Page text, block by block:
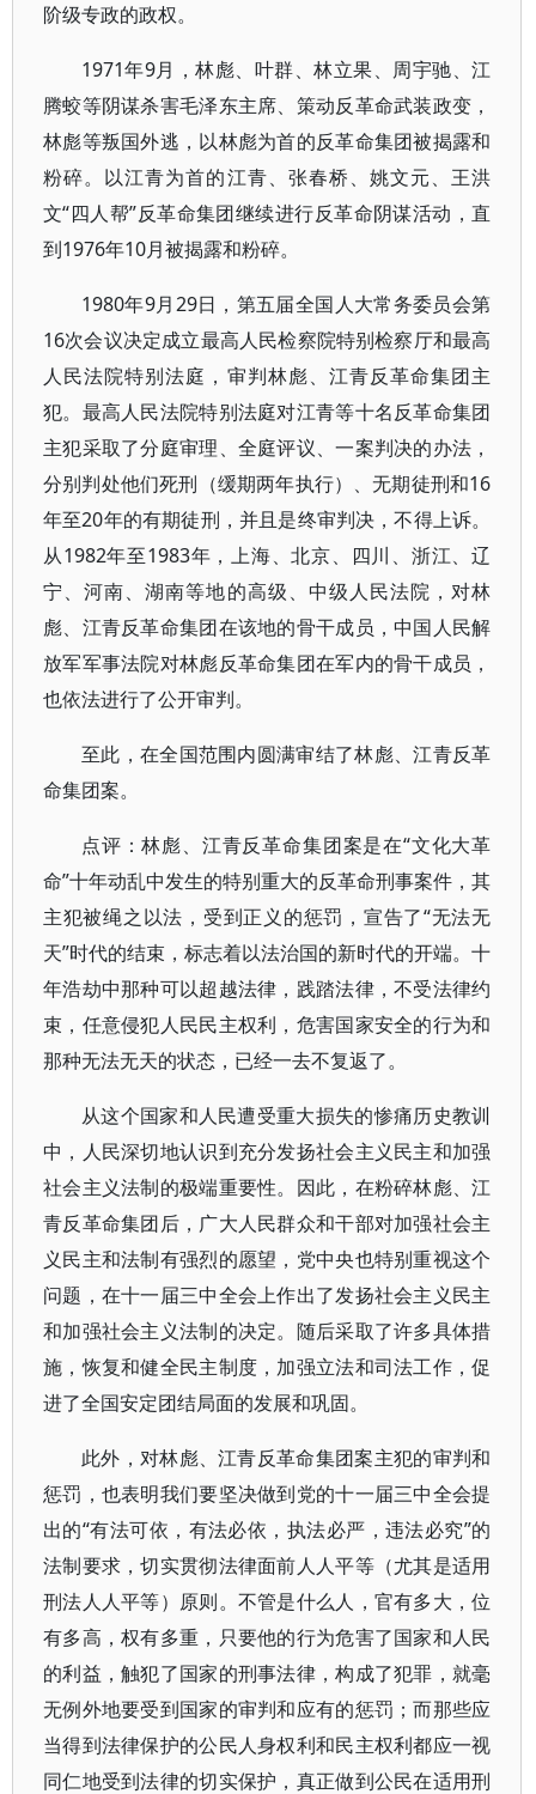
阶级专政的政权。
1971年9月，林彪、叶群、林立果、周宇驰、江
腾蛟等阴谋杀害毛泽东主席、策动反革命武装政变，
林彪等叛国外逃，以林彪为首的反革命集团被揭露和
粉碎。以江青为首的江青、张春桥、姚文元、王洪
文“四人帮”反革命集团继续进行反革命阴谋活动，直
到1976年10月被揭露和粉碎。
1980年9月29日，第五届全国人大常务委员会第
16次会议决定成立最高人民检察院特别检察厅和最高
人民法院特别法庭，审判林彪、江青反革命集团主
犯。最高人民法院特别法庭对江青等十名反革命集团
主犯采取了分庭审理、全庭评议、一案判决的办法，
分别判处他们死刑（缓期两年执行）、无期徒刑和16
年至20年的有期徒刑，并且是终审判决，不得上诉。
从1982年至1983年，上海、北京、四川、浙江、辽
宁、河南、湖南等地的高级、中级人民法院，对林
彪、江青反革命集团在该地的骨干成员，中国人民解
放军军事法院对林彪反革命集团在军内的骨干成员，
也依法进行了公开审判。
至此，在全国范围内圆满审结了林彪、江青反革
命集团案。
点评：林彪、江青反革命集团案是在“文化大革
命”十年动乱中发生的特别重大的反革命刑事案件，其
主犯被绳之以法，受到正义的惩罚，宣告了“无法无
天”时代的结束，标志着以法治国的新时代的开端。十
年浩劫中那种可以超越法律，践踏法律，不受法律约
束，任意侵犯人民民主权利，危害国家安全的行为和
那种无法无天的状态，已经一去不复返了。
从这个国家和人民遭受重大损失的惨痛历史教训
中，人民深切地认识到充分发扬社会主义民主和加强
社会主义法制的极端重要性。因此，在粉碎林彪、江
青反革命集团后，广大人民群众和干部对加强社会主
义民主和法制有强烈的愿望，党中央也特别重视这个
问题，在十一届三中全会上作出了发扬社会主义民主
和加强社会主义法制的决定。随后采取了许多具体措
施，恢复和健全民主制度，加强立法和司法工作，促
进了全国安定团结局面的发展和巩固。
此外，对林彪、江青反革命集团案主犯的审判和
惩罚，也表明我们要坚决做到党的十一届三中全会提
出的“有法可依，有法必依，执法必严，违法必究”的
法制要求，切实贯彻法律面前人人平等（尤其是适用
刑法人人平等）原则。不管是什么人，官有多大，位
有多高，权有多重，只要他的行为危害了国家和人民
的利益，触犯了国家的刑事法律，构成了犯罪，就毫
无例外地要受到国家的审判和应有的惩罚；而那些应
当得到法律保护的公民人身权利和民主权利都应一视
同仁地受到法律的切实保护，真正做到公民在适用刑